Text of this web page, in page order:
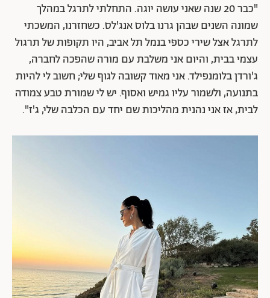
"כבר 20 שנה שאני עושה יוגה. התחלתי לתרגל במהלך
שמונה השנים שבהן גרנו בלוס אנג'לס. כשחזרנו, המשכתי
לתרגל אצל שירי כספי בנמל תל אביב, היו תקופות של תרגול
עצמי בבית, והיום אני משלבת עם מורה שהפכה לחברה,
ג'ורדן בלומנפילד. אני מאוד קשובה לגוף שלי; חשוב לי להיות
בתנועה, ולשמור עליו גמיש ואסוף. יש לי שמורת טבע צמודה
לבית, אז אני נהנית מהליכות שם יחד עם הכלבה שלי, ג'ז".